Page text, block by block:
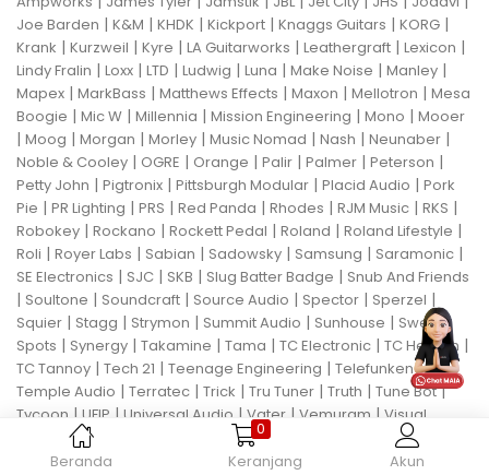
Beranda
0
Keranjang
Akun
Joe Barden | K&M | KHDK | Kickport | Knaggs Guitars | KORG |
Krank | Kurzweil | Kyre | LA Guitarworks | Leathergraft | Lexicon |
Lindy Fralin | Loxx | LTD | Ludwig | Luna | Make Noise | Manley |
Mapex | MarkBass | Matthews Effects | Maxon | Mellotron | Mesa
Boogie | Mic W | Millennia | Mission Engineering | Mono | Mooer
| Moog | Morgan | Morley | Music Nomad | Nash | Neunaber |
Noble & Cooley | OGRE | Orange | Palir | Palmer | Peterson |
Petty John | Pigtronix | Pittsburgh Modular | Placid Audio | Pork
Pie | PR Lighting | PRS | Red Panda | Rhodes | RJM Music | RKS |
Robokey | Rockano | Rockett Pedal | Roland | Roland Lifestyle |
Roli | Royer Labs | Sabian | Sadowsky | Samsung | Saramonic |
SE Electronics | SJC | SKB | Slug Batter Badge | Snub And Friends
| Soultone | Soundcraft | Source Audio | Spector | Sperzel |
Squier | Stagg | Strymon | Summit Audio | Sunhouse | Sweet
Spots | Synergy | Takamine | Tama | TC Electronic | TC Helicon |
TC Tannoy | Tech 21 | Teenage Engineering | Telefunken|
Temple Audio | Terratec | Trick | Tru Tuner | Truth | Tune Bot|
Tycoon | UFIP | Universal Audio | Vater | Vemuram | Visual
|Voodoo Lab Wampler|Warmick Xotic Guitar|
Custom Pedals